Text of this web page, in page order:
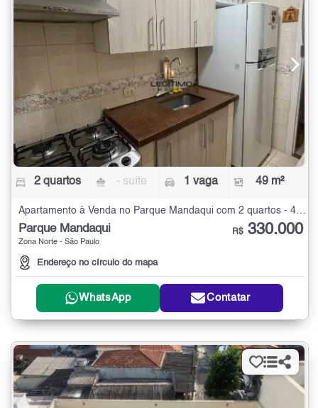
2 quartos - suíte 1 vaga 49 m²
Parque Mandaqui
Zona Norte - São Paulo
Endereço no círculo do mapa
R$ 330.000
WhatsApp Contatar